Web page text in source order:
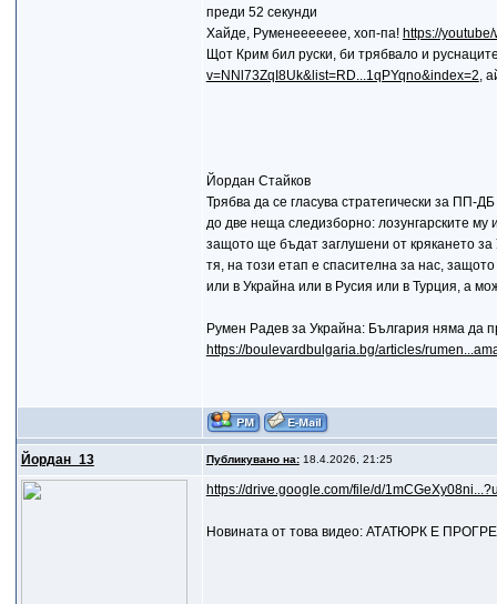
преди 52 секунди
Хайде, Руменеееееее, хоп-па! https://
Щот Крим бил руски, би трябвало и
v=NNl73ZqI8Uk&list=RD...1qPYqno&index=2,
Йордан Стайков
Трябва да се гласува стратегически за ПП-
до две неща следизборно: лозунгарските му
защото ще бъдат заглушени от крякането
тя, на този етап е спасителна за нас,
или в Украйна или в Русия или в Турция, а
Румен Радев за Украйна: България няма да
https://boulevardbulgaria.bg/articles/
Йордан_13 Публикувано на:18.4.2026, 21:25
https://drive.google.com/file/d/
Новината от това видео: АТАТЮРК Е